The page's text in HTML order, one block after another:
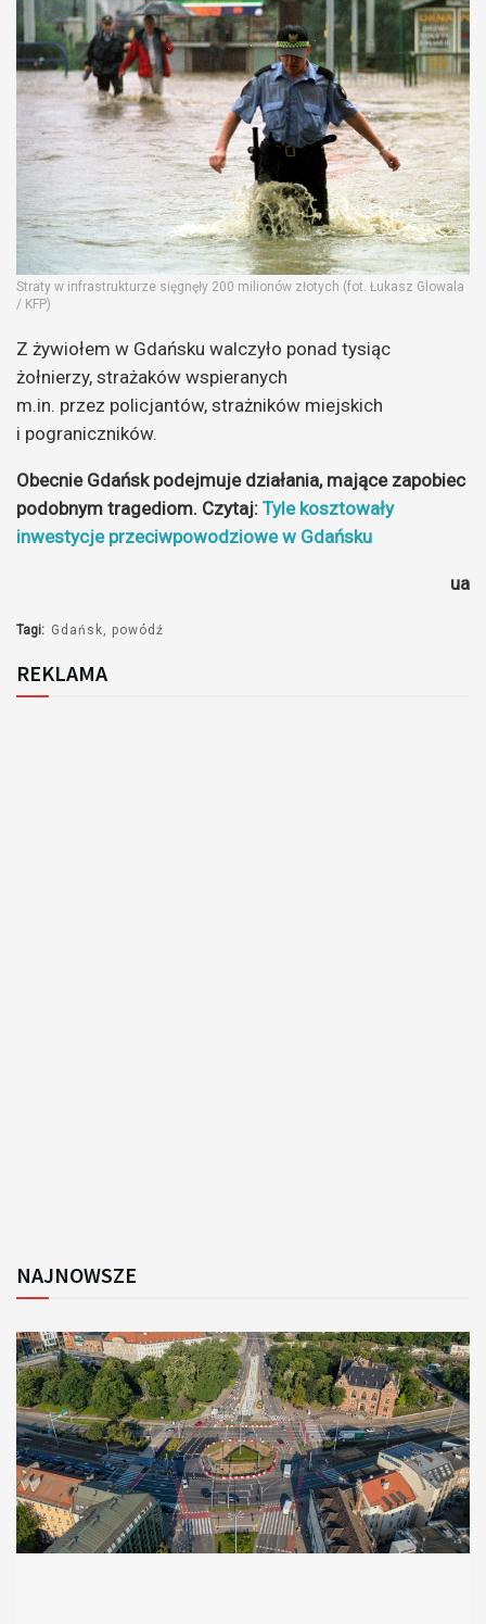
Straty w infrastrukturze sięgnęły 200 milionów złotych (fot. Łukasz Glowala
/ KFP)
Z żywiołem w Gdańsku walczyło ponad tysiąc
żołnierzy, strażaków wspieranych
m.in. przez policjantów, strażników miejskich
i pograniczników.
Obecnie Gdańsk podejmuje działania, mające zapobiec
podobnym tragediom. Czytaj: Tyle kosztowały
inwestycje przeciwpowodziowe w Gdańsku
ua
Tagi: Gdańsk powódź
REKLAMA
NAJNOWSZE